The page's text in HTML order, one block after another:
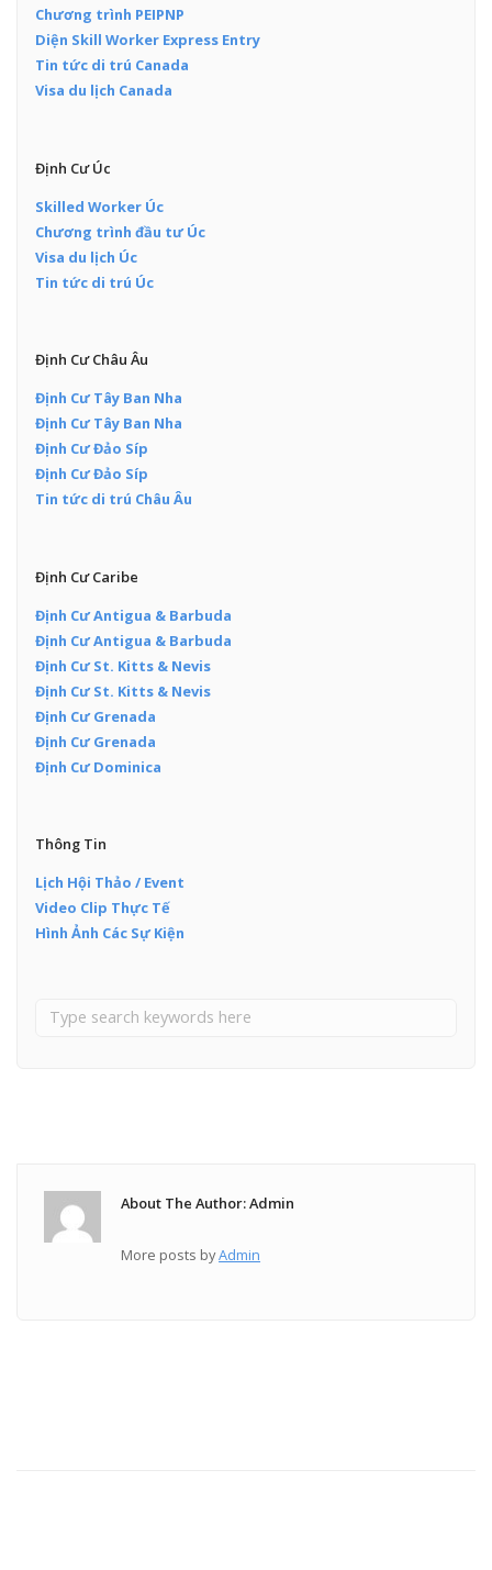
Chương trình PEIPNP
Diện Skill Worker Express Entry
Tin tức di trú Canada
Visa du lịch Canada
Định Cư Úc
Skilled Worker Úc
Chương trình đầu tư Úc
Visa du lịch Úc
Tin tức di trú Úc
Định Cư Châu Âu
Định Cư Tây Ban Nha
Định Cư Tây Ban Nha
Định Cư Đảo Síp
Định Cư Đảo Síp
Tin tức di trú Châu Âu
Định Cư Caribe
Định Cư Antigua & Barbuda
Định Cư Antigua & Barbuda
Định Cư St. Kitts & Nevis
Định Cư St. Kitts & Nevis
Định Cư Grenada
Định Cư Grenada
Định Cư Dominica
Thông Tin
Lịch Hội Thảo / Event
Video Clip Thực Tế
Hình Ảnh Các Sự Kiện
About The Author: Admin
More posts byAdmin